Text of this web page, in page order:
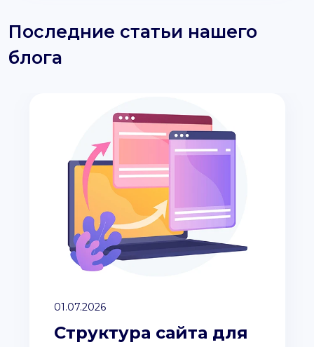
Последние статьи нашего
блога
01.07.2026
Структура сайта для